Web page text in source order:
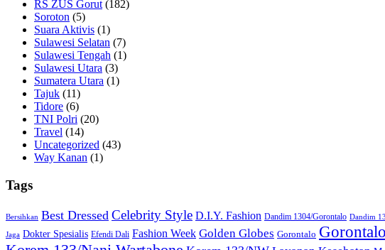
RS ZUS Gorut(182)
Soroton (5)
Suara Aktivis (1)
Sulawesi Selatan (7)
Sulawesi Tengah (1)
Sulawesi Utara (3)
Sumatera Utara (1)
Tajuk (11)
Tidore (6)
TNI Polri (20)
Travel (14)
Uncategorized (43)
Way Kanan (1)
Tags
Bersihkan Best Dressed Celebrity Style D.I.Y. Fashion Dandim 1304/Gorontalo Dandim
Jaga Dokter Spesialis Efendi Dali Fashion Week Golden Globes Gorontalo